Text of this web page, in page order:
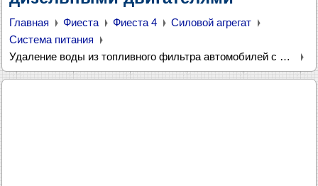
Главная Фиеста Фиеста 4
Силовой агрегат
Система питания
Удаление воды из топливного фильтра автомобилей с дизельными двигателями